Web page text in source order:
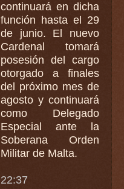
continuará en dicha
función hasta el 29
de junio. El nuevo
Cardenal tomará
posesión del cargo
otorgado a finales
del próximo mes de
agosto y continuará
como Delegado
Especial ante la
Soberana Orden
Militar de Malta.
22:37